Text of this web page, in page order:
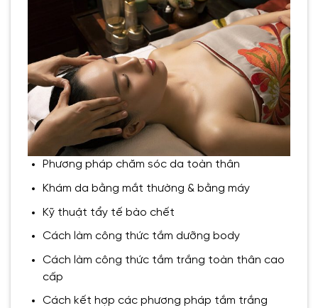
Phương pháp chăm sóc da toàn thân
Khám da bằng mắt thường & bằng máy
Kỹ thuật tẩy tế bào chết
Cách làm công thức tắm dưỡng body
Cách làm công thức tắm trắng toàn thân cao
cấp
Cách kết hợp các phương pháp tắm trắng